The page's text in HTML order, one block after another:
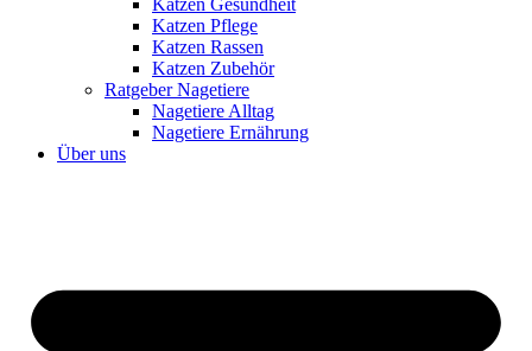
Katzen Pflege
Katzen Rassen
Katzen Zubehör
Ratgeber Nagetiere
Nagetiere Alltag
Nagetiere Ernährung
Über uns